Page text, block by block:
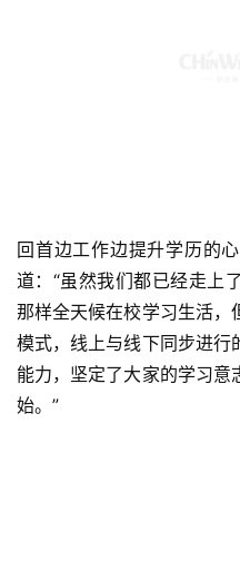
回首边工作边提升学历的
道：“虽然我们都已经走上
那样全天候在校学习生活，
模式，线上与线下同步进行
能力，坚定了大家的学习
始。”